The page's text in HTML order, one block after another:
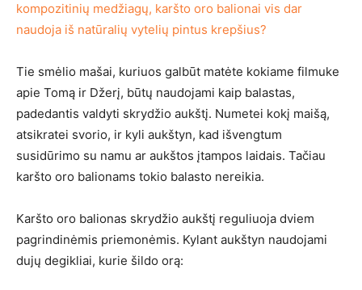
kompozitinių medžiagų, karšto oro balionai vis dar
naudoja iš natūralių vytelių pintus krepšius?
Tie smėlio mašai, kuriuos galbūt matėte kokiame filmuke
apie Tomą ir Džerį, būtų naudojami kaip balastas,
padedantis valdyti skrydžio aukštį. Numetei kokį maišą,
atsikratei svorio, ir kyli aukštyn, kad išvengtum
susidūrimo su namu ar aukštos įtampos laidais. Tačiau
karšto oro balionams tokio balasto nereikia.
Karšto oro balionas skrydžio aukštį reguliuoja dviem
pagrindinėmis priemonėmis. Kylant aukštyn naudojami
dujų degikliai, kurie šildo orą: